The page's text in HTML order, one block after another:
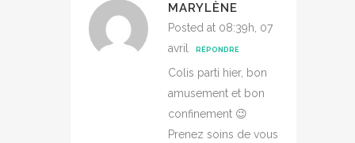
MARYLÈNE
Posted at 08:39h, 07
avril
RÉPONDRE
Colis parti hier, bon
amusement et bon
confinement 😉
Prenez soins de vous